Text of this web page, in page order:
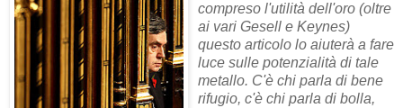
compreso l'utilità dell'oro (oltre
ai vari Gesell e Keynes)
questo articolo lo aiuterà a fare
luce sulle potenzialità di tale
metallo. C'è chi parla di bene
rifugio, c'è chi parla di bolla,